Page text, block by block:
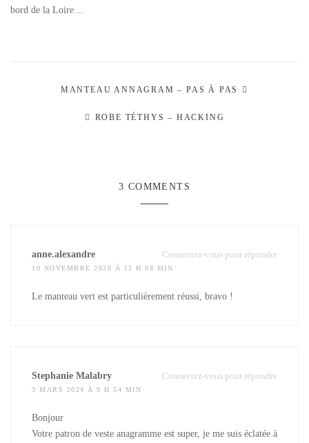
bord de la Loire…
MANTEAU ANNAGRAM – PAS À PAS
ROBE TÉTHYS – HACKING
3 COMMENTS
anne.alexandre
19 NOVEMBRE 2020 À 12 H 08 MIN
Le manteau vert est particulièrement réussi, bravo !
Connectez-vous pour répondre
Stephanie Malabry
3 MARS 2024 À 9 H 54 MIN
Bonjour
Votre patron de veste anagramme est super, je me suis éclatée à
Connectez-vous pour répondre